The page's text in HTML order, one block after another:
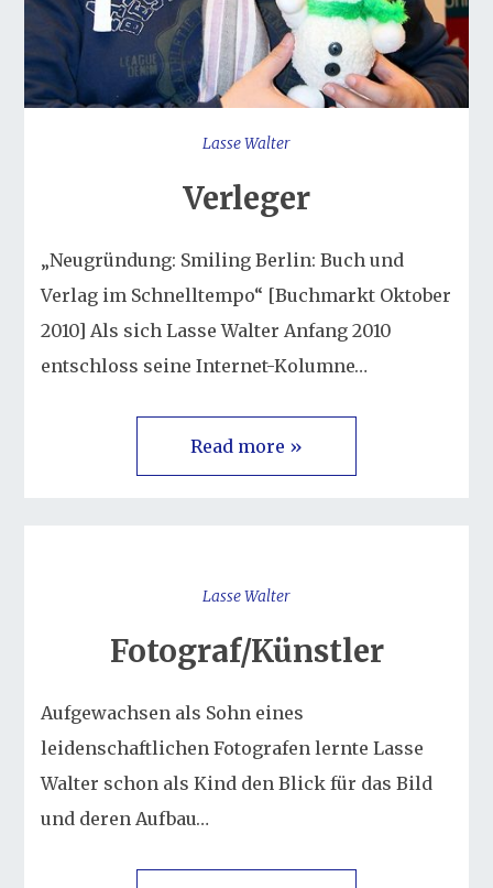
Lasse Walter
Verleger
„Neugründung: Smiling Berlin: Buch und
Verlag im Schnelltempo“ [Buchmarkt Oktober
2010] Als sich Lasse Walter Anfang 2010
entschloss seine Internet-Kolumne…
Read more »
Lasse Walter
Fotograf/Künstler
Aufgewachsen als Sohn eines
leidenschaftlichen Fotografen lernte Lasse
Walter schon als Kind den Blick für das Bild
und deren Aufbau…